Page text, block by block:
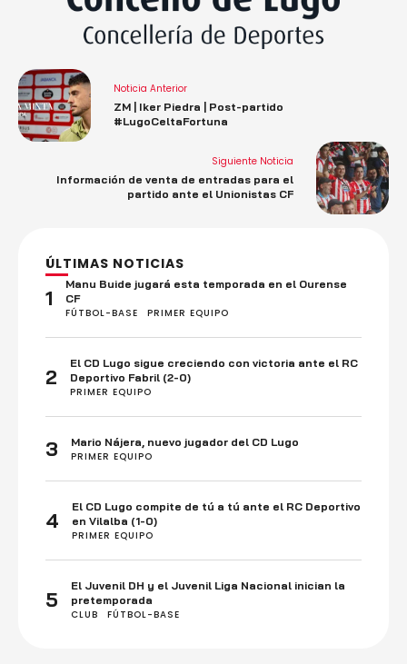
Noticia Anterior
ZM | Iker Piedra | Post-partido
#LugoCeltaFortuna
Siguiente Noticia
Información de venta de entradas para el
partido ante el Unionistas CF
ÚLTIMAS NOTICIAS
1
Manu Buide jugará esta temporada en el Ourense
CF
FÚTBOL-BASE
PRIMER EQUIPO
2
El CD Lugo sigue creciendo con victoria ante el RC
Deportivo Fabril (2-0)
PRIMER EQUIPO
3
Mario Nájera, nuevo jugador del CD Lugo
PRIMER EQUIPO
4
El CD Lugo compite de tú a tú ante el RC Deportivo
en Vilalba (1-0)
PRIMER EQUIPO
5
El Juvenil DH y el Juvenil Liga Nacional inician la
pretemporada
CLUB
FÚTBOL-BASE